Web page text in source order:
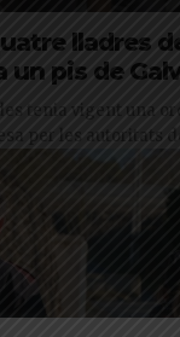
lladres
un pis de
tenia vigent una
per les autoritats